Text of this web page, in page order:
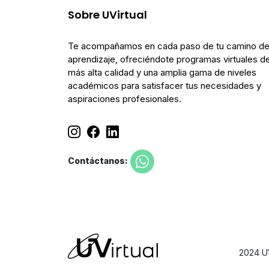
Sobre UVirtual
Te acompañamos en cada paso de tu camino de
aprendizaje, ofreciéndote programas virtuales
más alta calidad y una amplia gama de niveles
académicos para satisfacer tus necesidades y
aspiraciones profesionales.
Contáctanos:
2024